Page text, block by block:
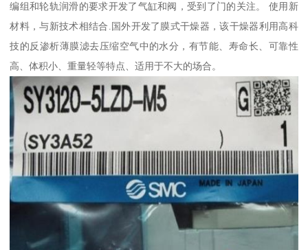
编组和轮轨润滑的要求开发了气缸和阀，受到了门的关注。 使用新
材料，与新技术相结合.国外开发了膜式干燥器，该干燥器利用高科
技的反渗析薄膜滤去压缩空气中的水分，有节能、寿命长、可靠性
高、体积小、重量轻等特点、适用于不大的场合。